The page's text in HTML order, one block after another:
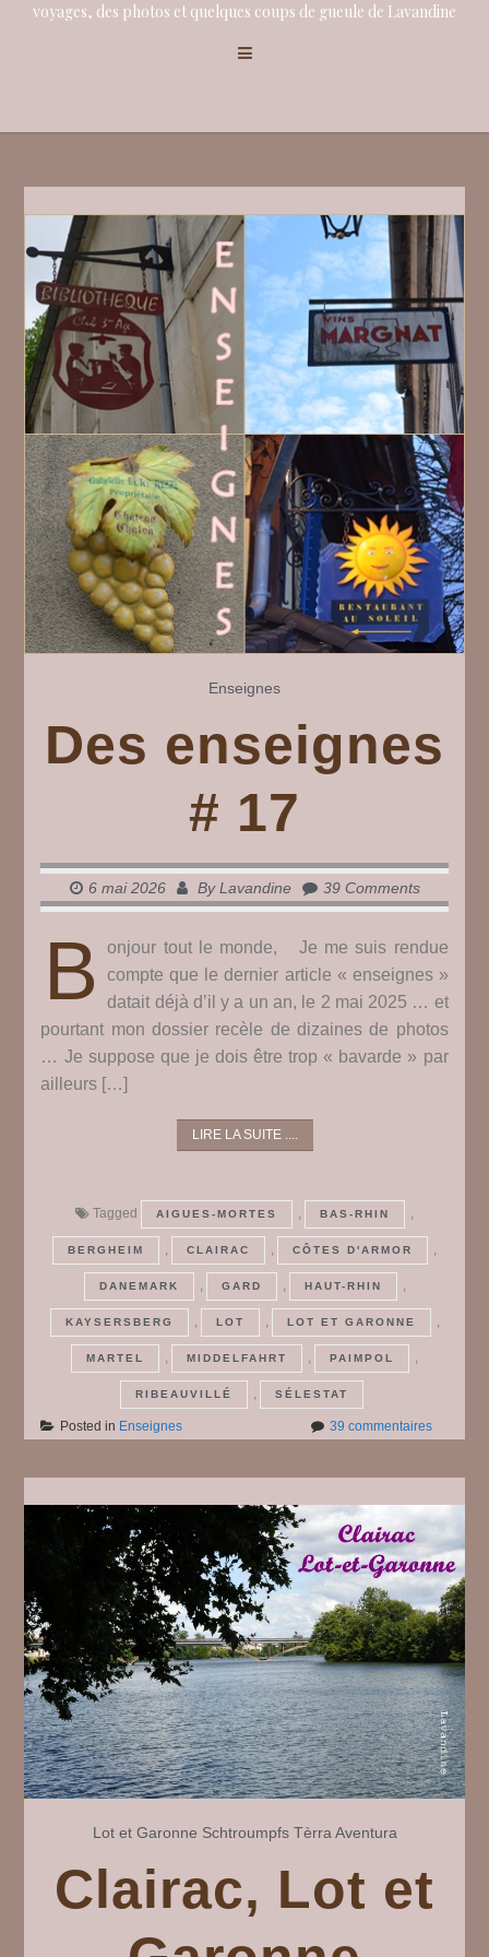
voyages, des photos et quelques coups de gueule de Lavandine
Enseignes
Des enseignes
# 17
6 mai 2026 ByLavandine 39 Comments
B
onjour tout le monde, Je me suis rendue
compte que le dernier article « enseignes »
datait déjà d’il y a un an, le 2 mai 2025 … et
pourtant mon dossier recèle de dizaines de photos
… Je suppose que je dois être trop « bavarde » par
ailleurs […]
LIRE LA SUITE ....
Tagged AIGUES-MORTES , BAS-RHIN ,
BERGHEIM , CLAIRAC , CÔTES D'ARMOR ,
DANEMARK , GARD , HAUT-RHIN ,
KAYSERSBERG , LOT , LOT ET GARONNE ,
MARTEL , MIDDELFAHRT , PAIMPOL ,
RIBEAUVILLÉ , SÉLESTAT
Posted in Enseignes 39 commentairessur
17
Lot et Garonne Schtroumpfs Tèrra Aventura
Clairac, Lot et